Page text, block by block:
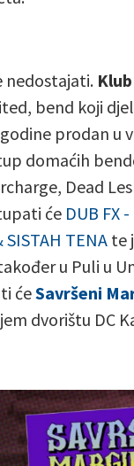
nedostajati.
bend koji
prodan u
domaćih
Dead
će DUB FX
SISTAH TENAte
u Puli u
ćeSavršeni
dvorištu DC